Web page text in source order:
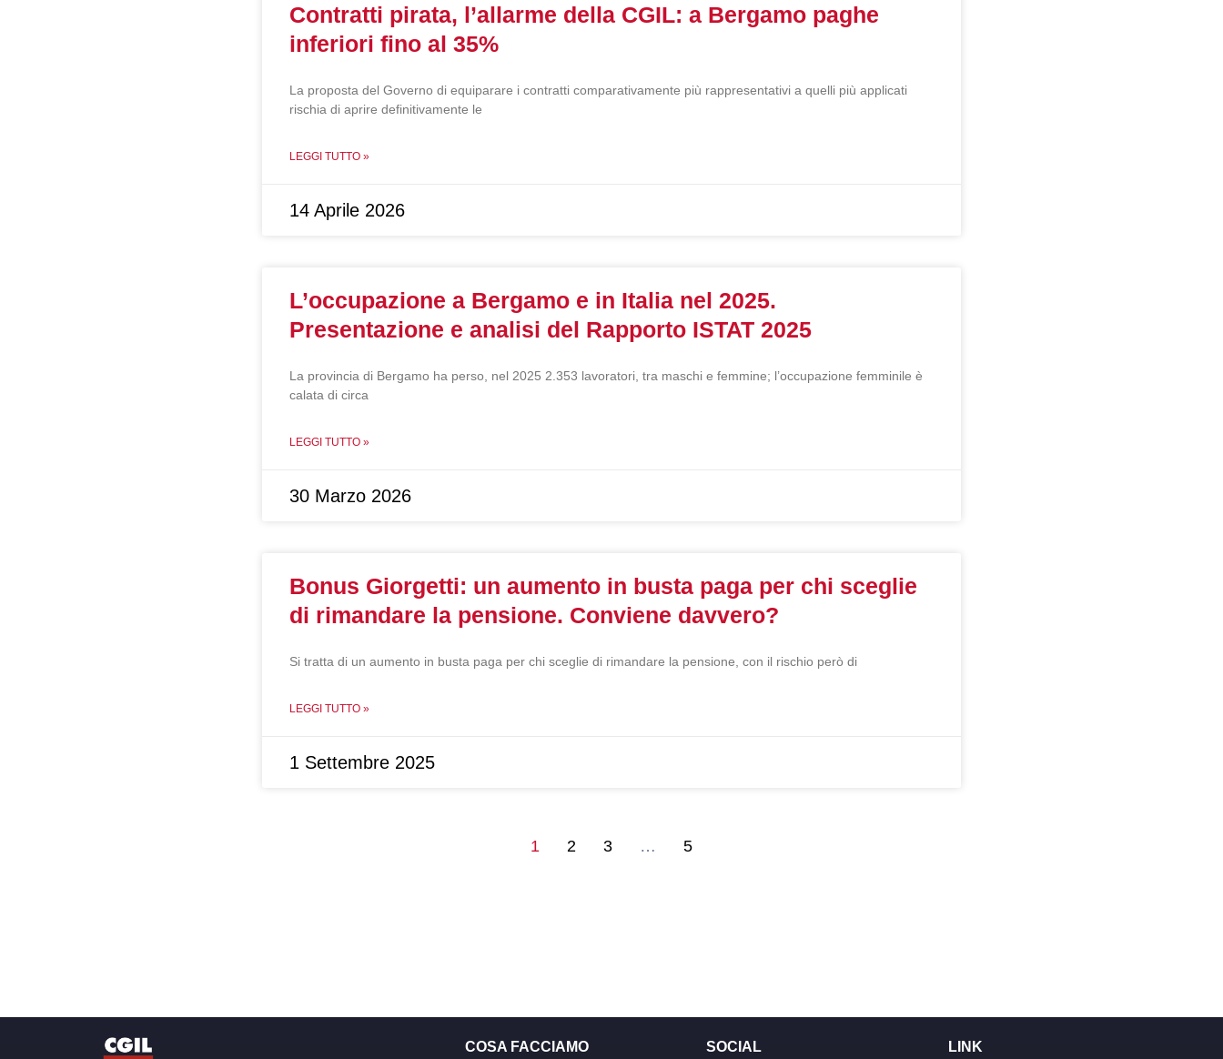
Contratti pirata, l’allarme della CGIL: a Bergamo paghe
inferiori fino al 35%
La proposta del Governo di equiparare i contratti comparativamente più rappresentativi a quelli più applicati
rischia di aprire definitivamente le
LEGGI TUTTO »
14 Aprile 2026
L’occupazione a Bergamo e in Italia nel 2025.
Presentazione e analisi del Rapporto ISTAT 2025
La provincia di Bergamo ha perso, nel 2025 2.353 lavoratori, tra maschi e femmine; l’occupazione femminile è
calata di circa
LEGGI TUTTO »
30 Marzo 2026
Bonus Giorgetti: un aumento in busta paga per chi sceglie
di rimandare la pensione. Conviene davvero?
Si tratta di un aumento in busta paga per chi sceglie di rimandare la pensione, con il rischio però di
LEGGI TUTTO »
1 Settembre 2025
1 2 3 … 5
COSA FACCIAMO SOCIAL LINK